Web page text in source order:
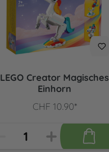
LEGO Creator Magisches
Einhorn
CHF 10.90*